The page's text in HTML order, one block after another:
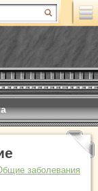
заболевания